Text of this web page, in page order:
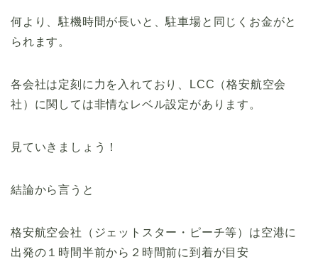
何より、駐機時間が長いと、駐車場と同じくお金がと
られます。
各会社は定刻に力を入れており、LCC（格安航空会
社）に関しては非情なレベル設定があります。
見ていきましょう！
結論から言うと
格安航空会社（ジェットスター・ピーチ等）は空港に
出発の１時間半前から２時間前に到着が目安